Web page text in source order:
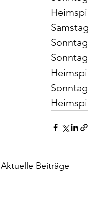
Aktuelle Beiträge